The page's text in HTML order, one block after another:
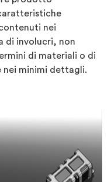
nei
di involucri, non
di materiali o di
nei minimi dettagli.